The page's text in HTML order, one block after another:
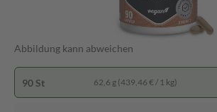
Abbildung kann abweichen
90 St 62,6 g (439,46 € / 1 kg)